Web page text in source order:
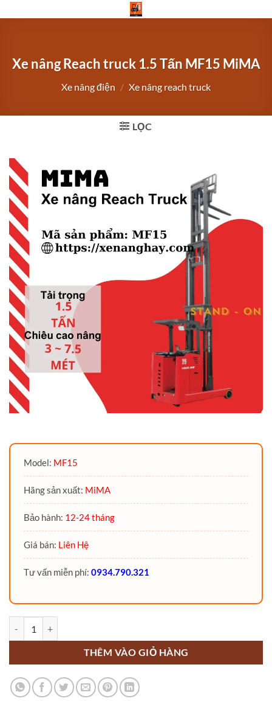
qua
Xe nâng Reach truck 1.5 Tấn MF15 MiMA
Xe nâng điện / Xe nâng reach truck
LỌC
Model: MF15
Hãng sản xuất: MiMA
Bảo hành: 12-24 tháng
Giá bán: Liên Hệ
Tư vấn miễn phí: 0934.790.321
THÊM VÀO GIỎ HÀNG